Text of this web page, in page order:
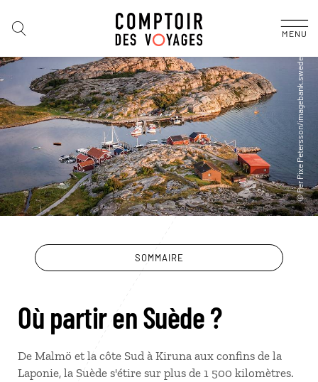
MENU
SOMMAIRE
Où partir en Suède ?
De Malmö et la côte Sud à Kiruna aux confins de la
Laponie, la Suède s'étire sur plus de 1 500 kilomètres.